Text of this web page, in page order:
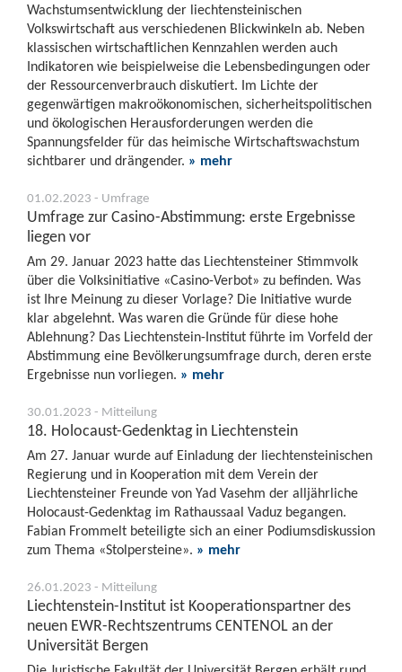
Wachstumsentwicklung der liechtensteinischen
Volkswirtschaft aus verschiedenen Blickwinkeln ab. Neben
klassischen wirtschaftlichen Kennzahlen werden auch
Indikatoren wie beispielweise die Lebensbedingungen oder
der Ressourcenverbrauch diskutiert. Im Lichte der
gegenwärtigen makroökonomischen, sicherheitspolitischen
und ökologischen Herausforderungen werden die
Spannungsfelder für das heimische Wirtschaftswachstum
sichtbarer und drängender. » mehr
01.02.2023 - Umfrage
Umfrage zur Casino-Abstimmung: erste Ergebnisse
liegen vor
Am 29. Januar 2023 hatte das Liechtensteiner Stimmvolk
über die Volksinitiative «Casino-Verbot» zu befinden. Was
ist Ihre Meinung zu dieser Vorlage? Die Initiative wurde
klar abgelehnt. Was waren die Gründe für diese hohe
Ablehnung? Das Liechtenstein-Institut führte im Vorfeld der
Abstimmung eine Bevölkerungsumfrage durch, deren erste
Ergebnisse nun vorliegen. » mehr
30.01.2023 - Mitteilung
18. Holocaust-Gedenktag in Liechtenstein
Am 27. Januar wurde auf Einladung der liechtensteinischen
Regierung und in Kooperation mit dem Verein der
Liechtensteiner Freunde von Yad Vasehm der alljährliche
Holocaust-Gedenktag im Rathaussaal Vaduz begangen.
Fabian Frommelt beteiligte sich an einer Podiumsdiskussion
zum Thema «Stolpersteine». » mehr
26.01.2023 - Mitteilung
Liechtenstein-Institut ist Kooperationspartner des
neuen EWR-Rechtszentrums CENTENOL an der
Universität Bergen